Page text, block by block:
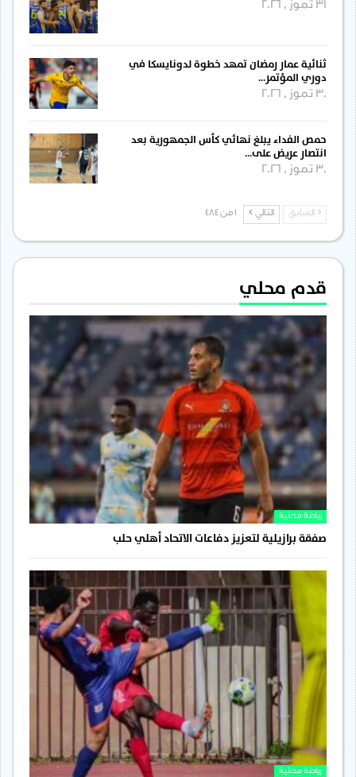
31 تموز , 2026
ثنائية عمار رمضان تمهد خطوة لدونايسكا في
دوري المؤتمر…
30 تموز , 2026
حمص الفداء يبلغ نهائي كأس الجمهورية بعد
انتصار عريض على…
30 تموز , 2026
السابق التالي
قدم محلي
رياضة محلية
صفقة برازيلية لتعزيز دفاعات الاتحاد أهلي حلب
رياضة محلية